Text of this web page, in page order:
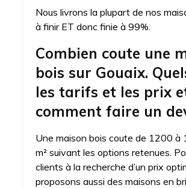
Nous livrons la plupart de nos
à finir ET donc finie à 99%.
Combien coute une
bois sur Gouaix.
les tarifs et les prix
comment faire un
Une maison bois coute de 1200 à
m² suivant les options retenues.
clients à la recherche d’un prix
proposons aussi des maisons en